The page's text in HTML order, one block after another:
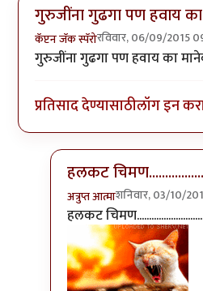
गुरुजींना गुढगा पण हवाय का
कॅप्टन जॅक स्पॅरोरविवार, 06/09/2015
In reply toफक्त मान मिळेल बर
गुरुजींना गुढगा पण हवाय का
प्रतिसाद देण्यासाठीलॉग इन
हलकट
अत्रुप्त आत्माशनिवार, 03/10/
In reply toगुरुजींना
हलकट